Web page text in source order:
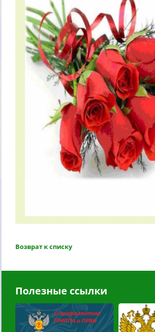
озврат к списку
Полезные ссылки